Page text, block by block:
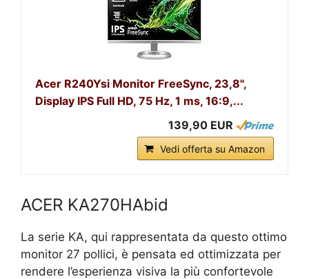
Acer R240Ysi Monitor FreeSync, 23,8",
Display IPS Full HD, 75 Hz, 1 ms, 16:9,...
139,90 EUR
Vedi offerta su Amazon
ACER KA270HAbid
La serie KA, qui rappresentata da questo ottimo
monitor 27 pollici, è pensata ed ottimizzata per
rendere l’esperienza visiva la più confortevole